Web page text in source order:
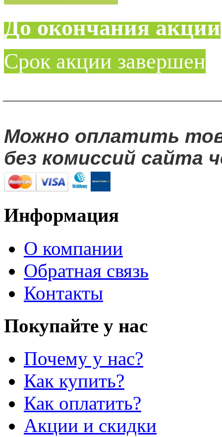
До окончания акции
Срок акции завершен
Можно оплатить
без комиссий сайта
Информация
О компании
Обратная связь
Контакты
Покупайте у нас
Почему у нас?
Как купить?
Как оплатить?
Акции и скидки